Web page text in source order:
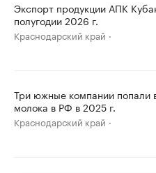
Экспорт продукции АПК
полугодии 2026 г.
Краснодарский край
Три южные компании попали
молока в РФ в 2025 г.
Краснодарский край